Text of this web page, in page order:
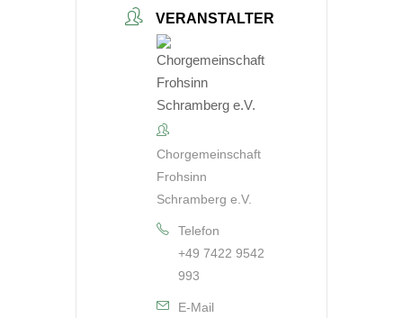
VERANSTALTER
Chorgemeinschaft
Frohsinn
Schramberg e.V.
Telefon
+49 7422 9542
993
E-Mail